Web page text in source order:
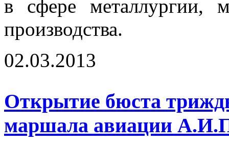
в сфере металлургии,
производства.
02.03.2013
Открытие бюста
маршала авиации